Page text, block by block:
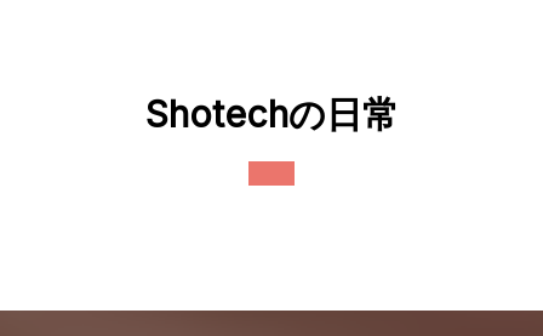
Shotechの日常